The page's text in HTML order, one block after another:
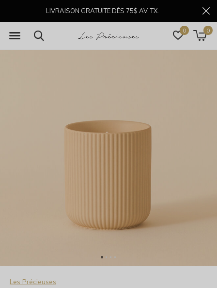
0 0
LIVRAISON GRATUITE DÈS 75$ AV. TX.
Les Précieuses